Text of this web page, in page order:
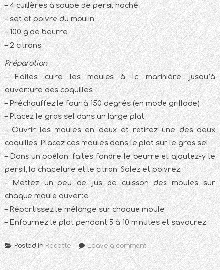
– 4 cuillères à soupe de persil haché
– set et poivre du moulin
– 100 g de beurre
– 2 citrons
Préparation
– Faites cuire les moules à la marinière jusqu’à
ouverture des coquilles.
– Préchauffez le four à 150 degrés (en mode grillade)
– Placez le gros sel dans un large plat
– Ouvrir les moules en deux et retirez une des deux
coquilles. Placez ces moules dans le plat sur le gros sel.
– Dans un poélon, faites fondre le beurre et ajoutez-y le
persil, la chapelure et le citron. Salez et poivrez.
– Mettez un peu de jus de cuisson des moules sur
chaque moule ouverte.
– Répartissez le mélange sur chaque moule
– Enfournez le plat pendant 5 à 10 minutes et savourez.
Posted inRecette Leave a comment